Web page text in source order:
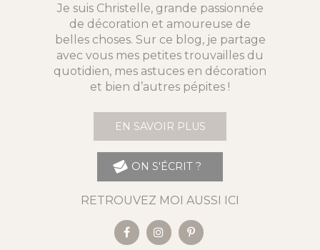
Je suis Christelle, grande passionnée
de décoration et amoureuse de
belles choses. Sur ce blog, je partage
avec vous mes petites trouvailles du
quotidien, mes astuces en décoration
et bien d’autres pépites !
EN SAVOIR PLUS
ON S'ÉCRIT ?
RETROUVEZ MOI AUSSI ICI